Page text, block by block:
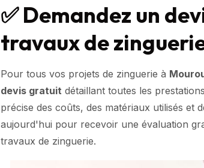
✅ Demandez un
travaux de
Pour tous vos projets de zinguerie à
devis gratuit détaillant toutes les
précise des coûts, des matériaux utilisés et
aujourd'hui pour recevoir une évaluation
travaux de zinguerie.